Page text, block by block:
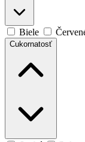
Biele
Cukornatosť